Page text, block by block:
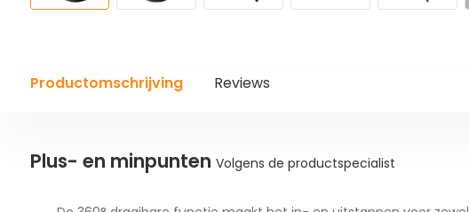
Productomschrijving Reviews
Plus- en minpunten Volgens de productspecialist